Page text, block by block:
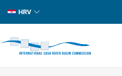
HRV